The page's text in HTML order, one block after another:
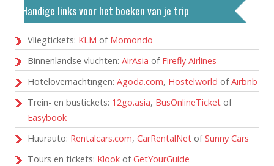
Handige links voor het boeken van je trip
Vliegtickets: KLM of Momondo
Binnenlandse vluchten: AirAsia of Firefly Airlines
Hotelovernachtingen: Agoda.com, Hostelworld ofAirbnb
Trein- en bustickets: 12go.asia, BusOnlineTicket of
Easybook
Huurauto: Rentalcars.com, CarRentalNet ofSunny Cars
Tours en tickets: Klook ofGetYourGuide